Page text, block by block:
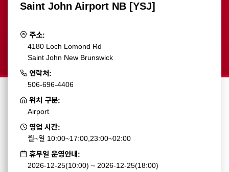
Saint John Airport NB [YSJ]
주소:
4180 Loch Lomond Rd
Saint John New Brunswick
연락처:
506-696-4406
위치 구분:
Airport
영업 시간:
월~일 10:00~17:00,23:00~02:00
휴무일 운영안내:
2026-12-25(10:00) ~ 2026-12-25(18:00)